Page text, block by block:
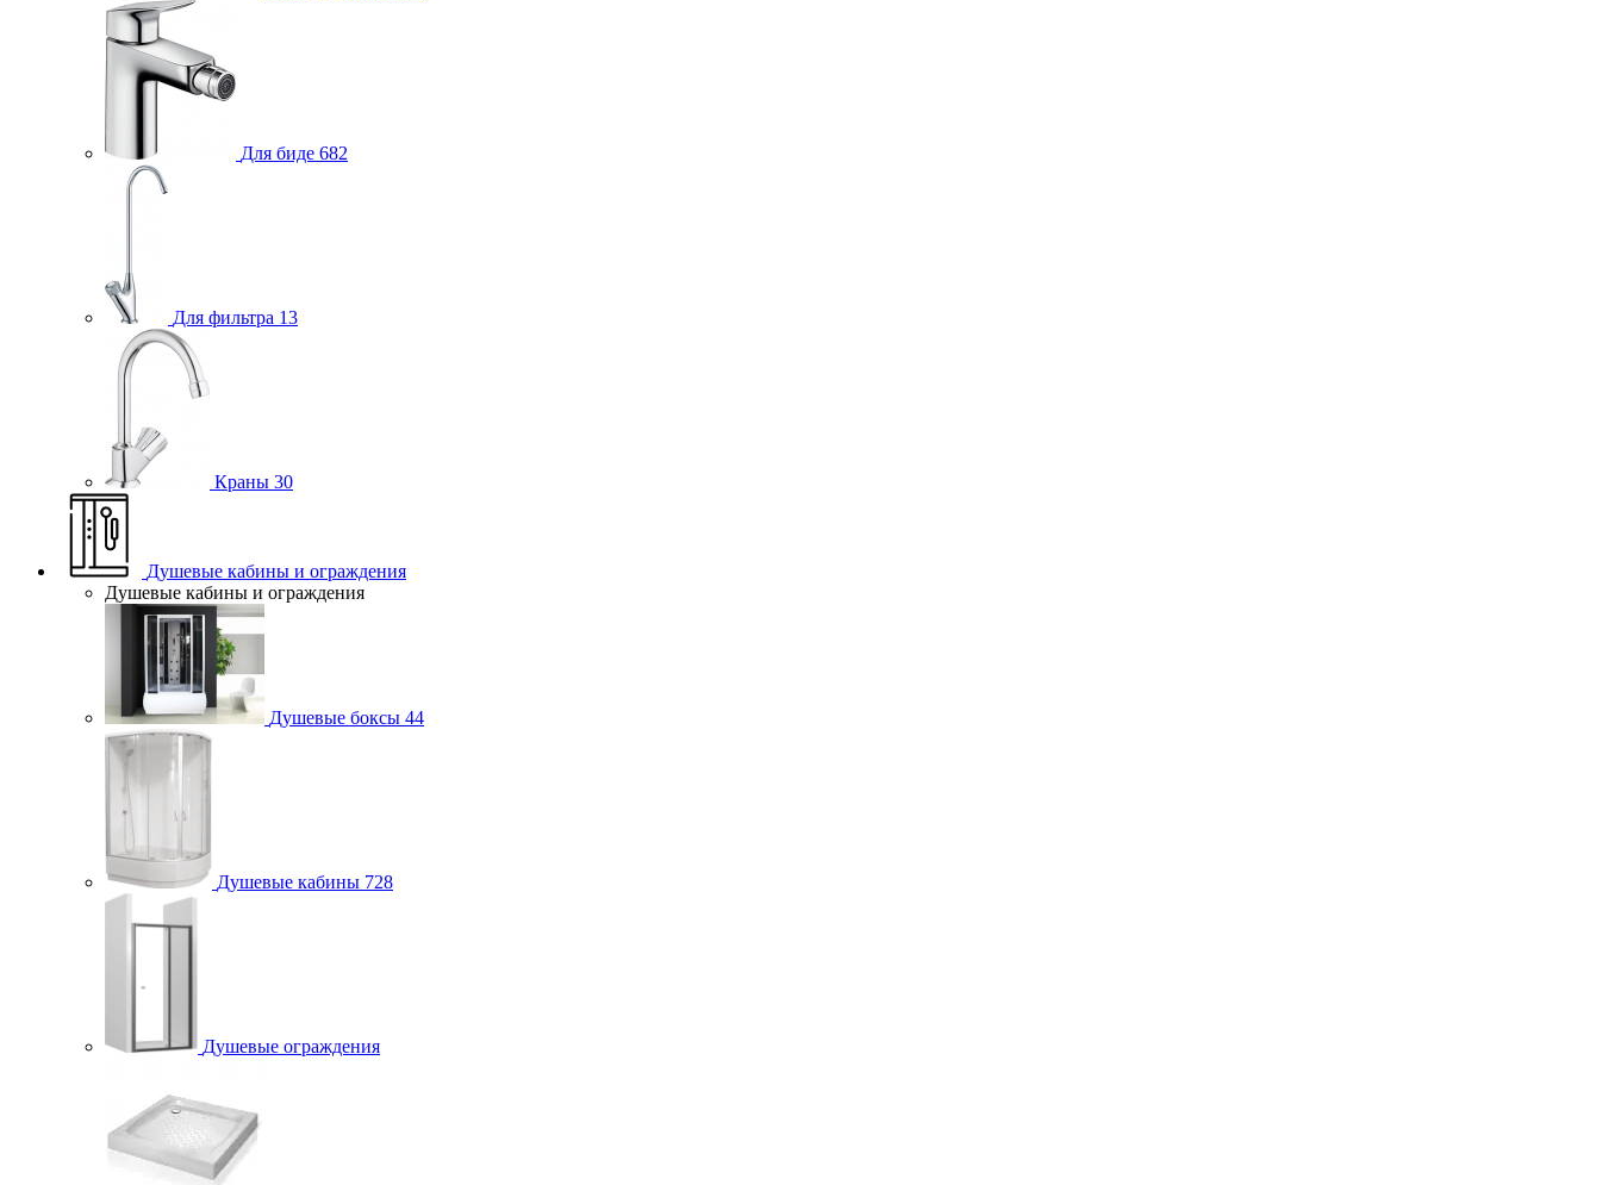
Для биде 682
Для фильтра 13
Краны 30
Душевые кабины и ограждения
Душевые кабины и ограждения
Душевые боксы 44
Душевые кабины 728
Душевые ограждения